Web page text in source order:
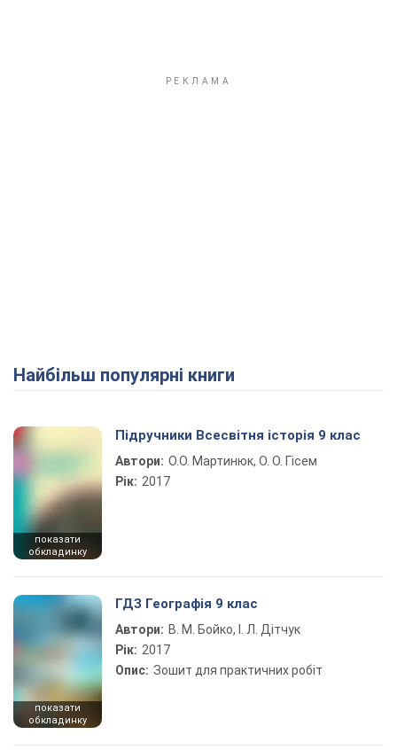
Найбільш популярні книги
показати
обкладинку
Підручники Всесвітня історія 9 клас
Автори: О.О. Мартинюк, О. О. Гісем
Рік: 2017
показати
обкладинку
ГДЗ Географія 9 клас
Автори: В. М. Бойко, І. Л. Дітчук
Рік: 2017
Опис: Зошит для практичних робіт